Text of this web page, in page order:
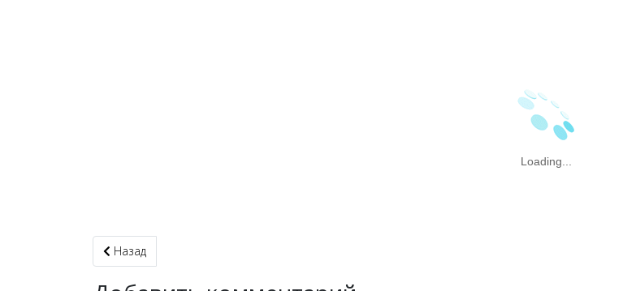
Loading...
Предыдущий: Презентации
Назад